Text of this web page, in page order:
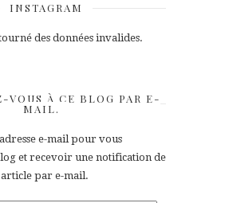
INSTAGRAM
des données invalides.
VOUS À CE BLOG PAR E-
MAIL.
e-mail pour vous
et recevoir une notification de
par e-mail.